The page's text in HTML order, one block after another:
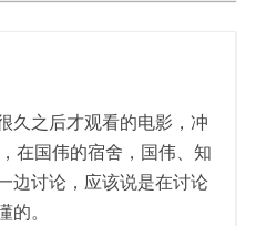
之后才观看的电影，冲
在国伟的宿舍，国伟、知
边讨论，应该说是在讨论
。